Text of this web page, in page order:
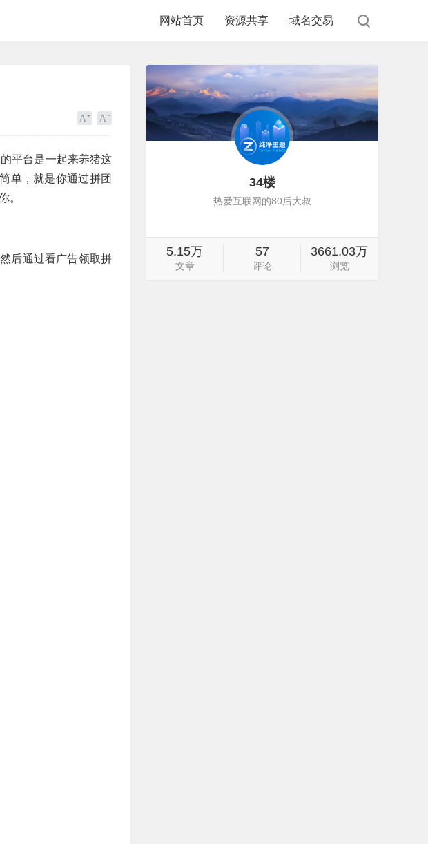
网站首页 资源共享 域名交易
平台是一起来养猪这
单，就是你通过拼团
。
后通过看广告领取拼
34楼
热爱互联网的80后大叔
5.15万
文章
57
评论
3661.03万
浏览